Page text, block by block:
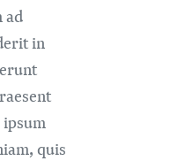
ad
in
quis